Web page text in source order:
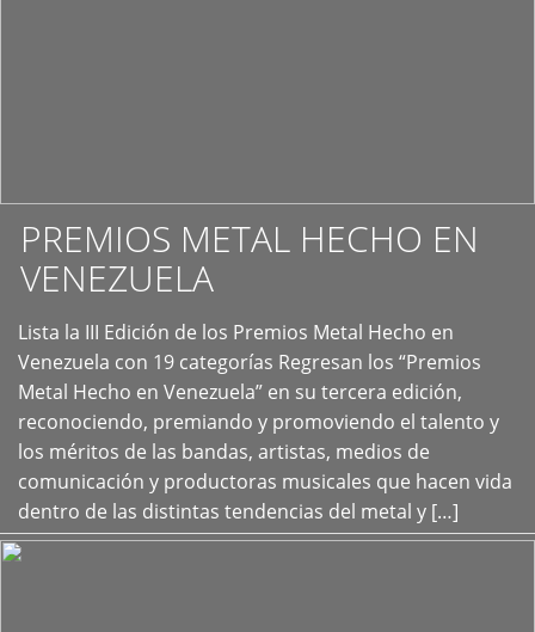
PREMIOS METAL HECHO EN
VENEZUELA
Lista la III Edición de los Premios Metal Hecho en
Venezuela con 19 categorías Regresan los “Premios
Metal Hecho en Venezuela” en su tercera edición,
reconociendo, premiando y promoviendo el talento y
los méritos de las bandas, artistas, medios de
comunicación y productoras musicales que hacen vida
dentro de las distintas tendencias del metal y […]
+